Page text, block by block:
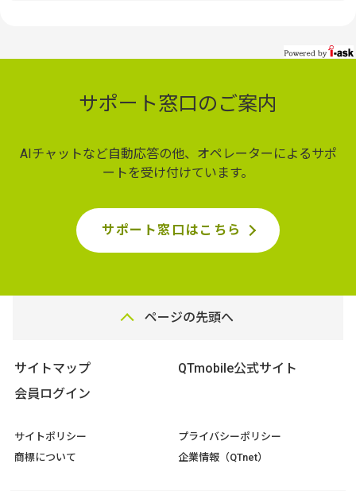
サポート窓口のご案内
AIチャットなど自動応答の他、オペレーターによるサポ
ートを受け付けています。
サポート窓口はこちら
ページの先頭へ
サイトマップ
QTmobile公式サイト
会員ログイン
サイトポリシー
商標について
プライバシーポリシー
企業情報（QTnet）